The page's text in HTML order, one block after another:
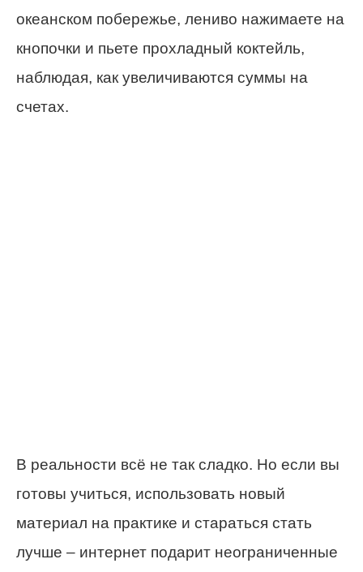
океанском побережье, лениво нажимаете на
кнопочки и пьете прохладный коктейль,
наблюдая, как увеличиваются суммы на
счетах.
В реальности всё не так сладко. Но если вы
готовы учиться, использовать новый
материал на практике и стараться стать
лучше – интернет подарит неограниченные